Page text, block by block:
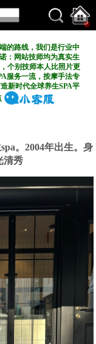
的路线，我们是行业中
：网站技师均为真实生
个别技师本人比照片更
服务一流，按摩手法专
新时代全球养生SPA平
。2004年出生。身
清秀